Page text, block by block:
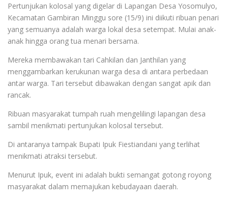
Pertunjukan kolosal yang digelar di Lapangan Desa Yosomulyo,
Kecamatan Gambiran Minggu sore (15/9) ini diikuti ribuan penari
yang semuanya adalah warga lokal desa setempat. Mulai anak-
anak hingga orang tua menari bersama.
Mereka membawakan tari Cahkilan dan Janthilan yang
menggambarkan kerukunan warga desa di antara perbedaan
antar warga. Tari tersebut dibawakan dengan sangat apik dan
rancak.
Ribuan masyarakat tumpah ruah mengelilingi lapangan desa
sambil menikmati pertunjukan kolosal tersebut.
Di antaranya tampak Bupati Ipuk Fiestiandani yang terlihat
menikmati atraksi tersebut.
Menurut Ipuk, event ini adalah bukti semangat gotong royong
masyarakat dalam memajukan kebudayaan daerah.